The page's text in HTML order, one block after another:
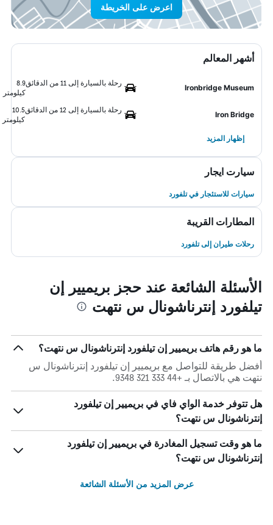
اعرض على الخريطة
أشهر المعالم
Ironbridge Museum
رحلة بالسيارة إلى 11 من الدقائق
8.9
كيلومتر
Iron Bridge
رحلة بالسيارة إلى 12 من الدقائق
10.5
كيلومتر
إظهار المزيد
سيارت ايجار
سيارات للاستئجار في تلفورد
المطارات القريبة
رحلات طيران إلى تلفورد
الأسئلة الشائعة عند حجز بريميير إن
تيلفورد إنترناشونال س نتهت
ما هو رقم هاتف بريميير إن تيلفورد إنترناشونال س نتهت؟
أفضل طريقة للتواصل مع بريميير إن تيلفورد إنترناشونال س
نتهت هي بالاتصال بـ +44 333 321 9348.
هل تتوفر خدمة الواي فاي في بريميير إن تيلفورد
إنترناشونال س نتهت؟
ما هو وقت تسجيل المغادرة في بريميير إن تيلفورد
إنترناشونال س نتهت؟
عرض المزيد من الأسئلة الشائعة